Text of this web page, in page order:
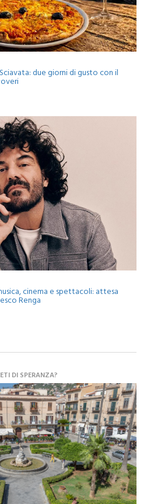
due giorni di gusto con il
cinema e spettacoli: attesa
Renga
DI SPERANZA?